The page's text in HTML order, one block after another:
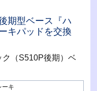
期型ベース『ハ
キパッドを交換
（S510P後期）ベ
ーキ